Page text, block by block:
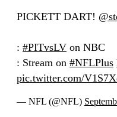
PICKETT DART!
: #PITvsLV on NBC
: Stream on #NFLPlus
pic.twitter.com/
— NFL (@NFL)